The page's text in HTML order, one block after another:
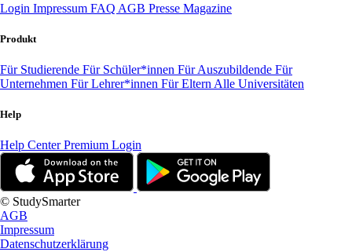
Login Impressum FAQ AGB Presse Magazine
Produkt
Für Studierende Für Schüler*innen Für Auszubildende Für
Unternehmen Für Lehrer*innen Für Eltern Alle Universitäten
Help
Help CenterPremium Login
© StudySmarter
AGB
Impressum
Datenschutzerklärung